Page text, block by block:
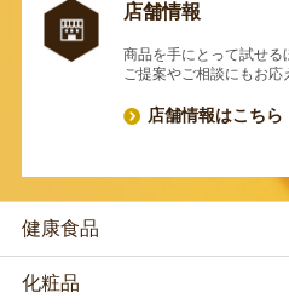
店舗情報
商品を手にとって試せ
ご提案やご相談にもお応
店舗情報はこちら
健康食品
化粧品